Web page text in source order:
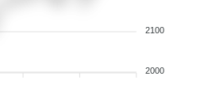
2100
2000